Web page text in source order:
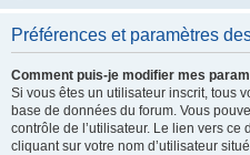
Préférences et paramètres
Comment puis-je modifier mes
Si vous êtes un utilisateur inscrit, tous
base de données du forum. Vous
contrôle de l’utilisateur. Le lien vers
cliquant sur votre nom d’utilisateur